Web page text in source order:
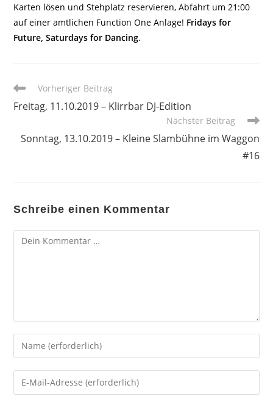
Karten lösen und Stehplatz reservieren, Abfahrt um 21:00
auf einer amtlichen Function One Anlage! Fridays for
Future, Saturdays for Dancing.
Weitere
ansehen
Vorheriger Beitrag
Freitag, 11.10.2019 – Klirrbar DJ-Edition
Nächster Beitrag
Sonntag, 13.10.2019 – Kleine Slambühne im Waggon
#16
Schreibe einen Kommentar
Kommentar
Gib
deinen
Namen
oder
Gib
deine